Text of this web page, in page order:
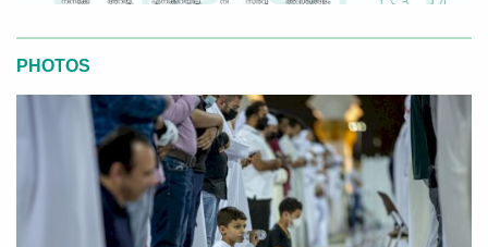
PHOTOS